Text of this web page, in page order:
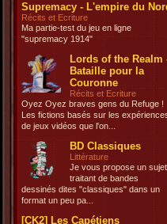
Supremacy - L'empire du
Récits et Ecriture
Ma partie-test du jeu en ligne
"supremacy 1914"
Lords of the Realm
Bataille pour la
Couronne
Récits et Ecriture
Oyez Oyez braves gens du Refuge !
Les fictions basés sur les
de jeux vidéos que l'on...
BD Classiques
Littérature
Je vous propose un sujet
traitant de bandes
dessinés dites "classiques" dans un
format un peu pa...
[CK2] Les Capétiens